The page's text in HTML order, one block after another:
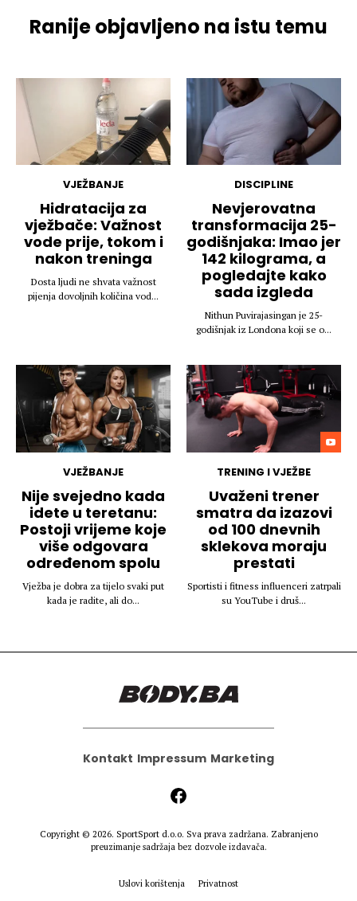
Ranije objavljeno na istu temu
VJEŽBANJE
Hidratacija za
vježbače: Važnost
vode prije, tokom i
nakon treninga
Dosta ljudi ne shvata važnost
pijenja dovoljnih količina vod...
DISCIPLINE
Nevjerovatna
transformacija 25-
godišnjaka: Imao jer
142 kilograma, a
pogledajte kako
sada izgleda
Nithun Puvirajasingan je 25-
godišnjak iz Londona koji se o...
VJEŽBANJE
Nije svejedno kada
idete u teretanu:
Postoji vrijeme koje
više odgovara
određenom spolu
Vježba je dobra za tijelo svaki put
kada je radite, ali do...
TRENING I VJEŽBE
Uvaženi trener
smatra da izazovi
od 100 dnevnih
sklekova moraju
prestati
Sportisti i fitness influenceri zatrpali
su YouTube i druš...
Kontakt Impressum Marketing
Copyright © 2026. SportSport d.o.o. Sva prava zadržana. Zabranjeno
preuzimanje sadržaja bez dozvole izdavača.
Uslovi korištenja Privatnost